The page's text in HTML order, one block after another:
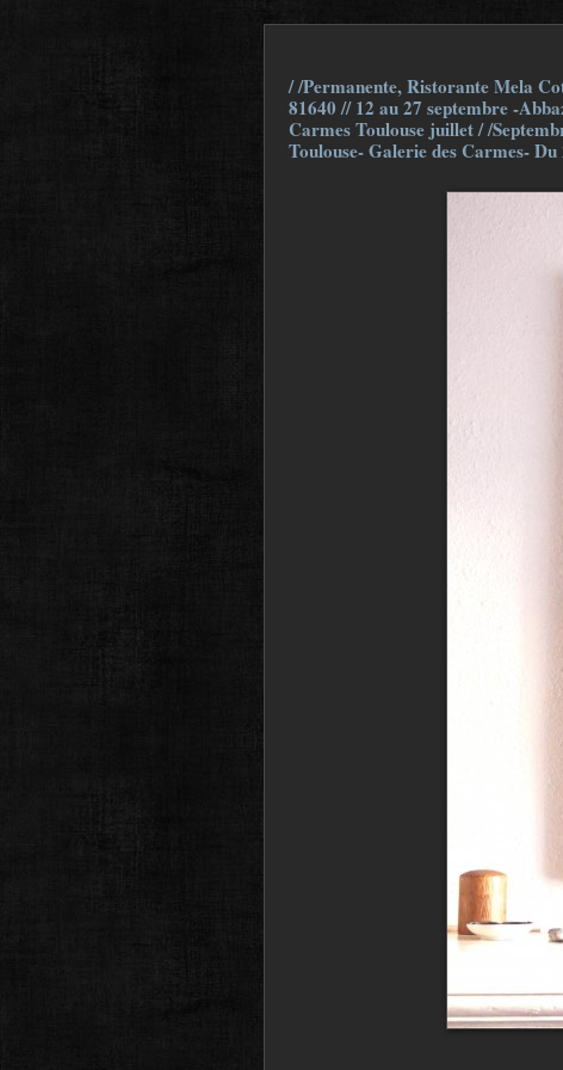
/ /Permanente, Ristorante Mela
81640 // 12 au 27 septembre -
Carmes Toulouse juillet / /
Toulouse- Galerie des Carmes-